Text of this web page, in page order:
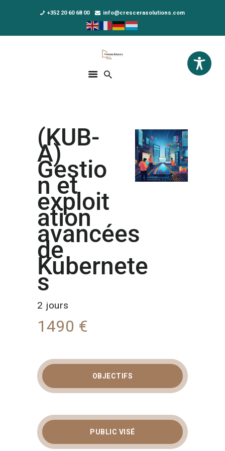
+352 20 60 68 00 info@crescerasolutions.com
Crescera Solutions
Solutions for your evolution
DPO AS A SERVICE
NOUS CONNAÎTRE
ACTUALITÉS
(KUB-
A)
Gestio
n et
exploit
ation
avancées
de
Kubernete
s
2 jours
1490 €
FORMATION
ADMINISTRATION
AVANCÉE, SÉCURITÉ
OBJECTIFS
PUBLIC VISÉ